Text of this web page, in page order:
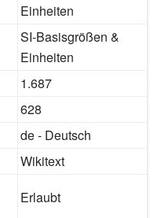
Einheiten
SI-Basisgrößen &
Einheiten
1.687
628
de - Deutsch
Wikitext
Erlaubt